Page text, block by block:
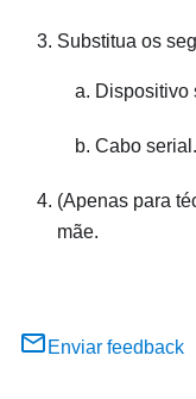
Substitua os
Dispositivo
Cabo serial.
(Apenas para
mãe.
Enviar feedback